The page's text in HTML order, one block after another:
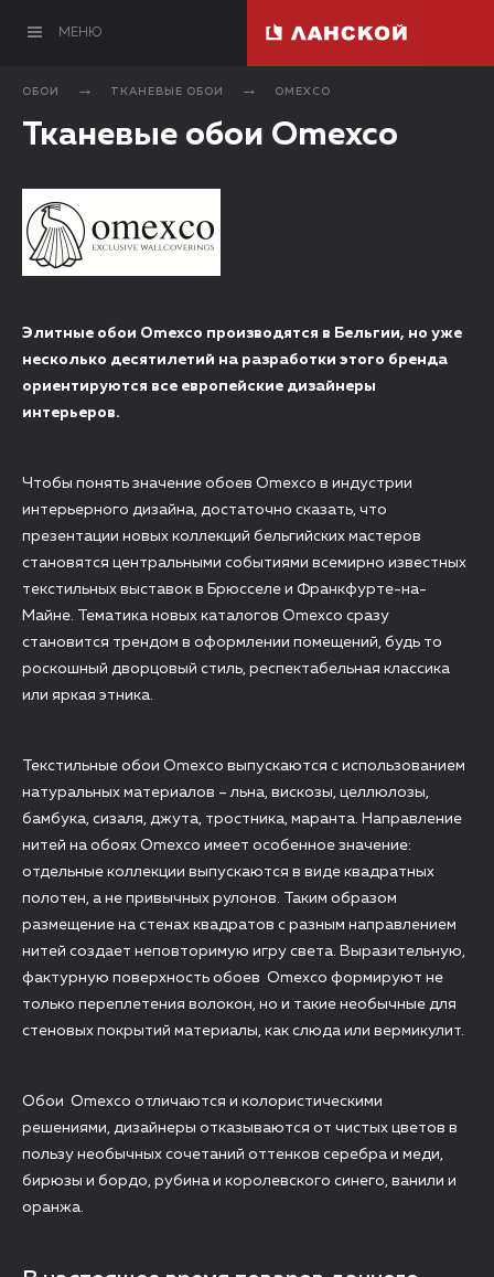
МЕНЮ
ОБОИ ТКАНЕВЫЕ ОБОИ OMEXCO
Тканевые обои Omexco
Элитные обои Omexco производятся в Бельгии, но уже
несколько десятилетий на разработки этого бренда
ориентируются все европейские дизайнеры
интерьеров.
Чтобы понять значение обоев Omexco в индустрии
интерьерного дизайна, достаточно сказать, что
презентации новых коллекций бельгийских мастеров
становятся центральными событиями всемирно известных
текстильных выставок в Брюсселе и Франкфурте-на-
Майне. Тематика новых каталогов Omexco сразу
становится трендом в оформлении помещений, будь то
роскошный дворцовый стиль, респектабельная классика
или яркая этника.
Текстильные обои Omexco выпускаются с использованием
натуральных материалов – льна, вискозы, целлюлозы,
бамбука, сизаля, джута, тростника, маранта. Направление
нитей на обоях Omexco имеет особенное значение:
отдельные коллекции выпускаются в виде квадратных
полотен, а не привычных рулонов. Таким образом
размещение на стенах квадратов с разным направлением
нитей создает неповторимую игру света. Выразительную,
фактурную поверхность обоев Omexco формируют не
только переплетения волокон, но и такие необычные для
стеновых покрытий материалы, как слюда или вермикулит.
Обои Omexco отличаются и колористическими
решениями, дизайнеры отказываются от чистых цветов в
пользу необычных сочетаний оттенков серебра и меди,
бирюзы и бордо, рубина и королевского синего, ванили и
оранжа.